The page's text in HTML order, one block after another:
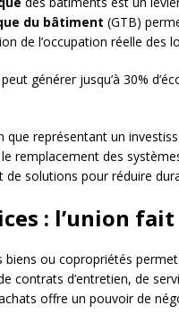
du bâtiment (GTB)
de l’occupation réelle des
générer jusqu’à 30%
que représentant un
remplacement des
solutions pour réduire
: l’union
biens ou copropriétés
contrats d’entretien, de
offre un pouvoir de